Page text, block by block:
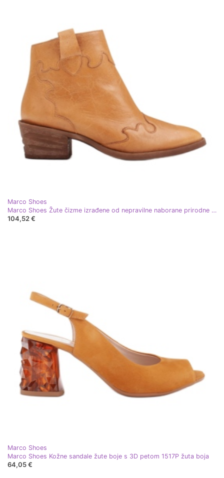
Marco Shoes
Marco Shoes Žute čizme izrađene od nepravilne naborane prirodne kože žuta boja
104,52 €
Marco Shoes
Marco Shoes Kožne sandale žute boje s 3D petom 1517P žuta boja
64,05 €